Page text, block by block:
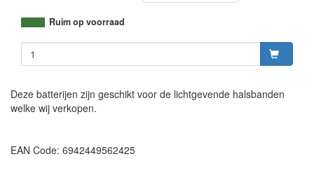
Ruim op voorraad
Deze batterijen zijn geschikt voor de lichtgevende halsbanden
welke wij verkopen.
EAN Code: 6942449562425